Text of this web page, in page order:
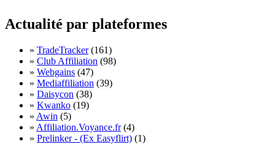
Actualité par plateformes
» TradeTracker (161)
» Club Affiliation (98)
» Webgains (47)
» Mediaffiliation (39)
» Daisycon (38)
» Kwanko (19)
» Awin (5)
» Affiliation.Voyance.fr (4)
» Prelinker - (Ex Easyflirt) (1)